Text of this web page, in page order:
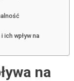
ich wpływ na
na